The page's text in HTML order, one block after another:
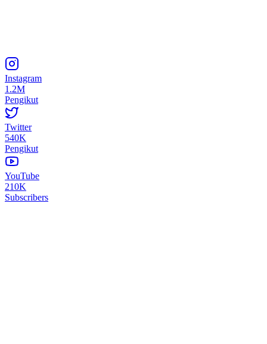
Instagram
1.2M
Pengikut
Twitter
540K
Pengikut
YouTube
210K
Subscribers